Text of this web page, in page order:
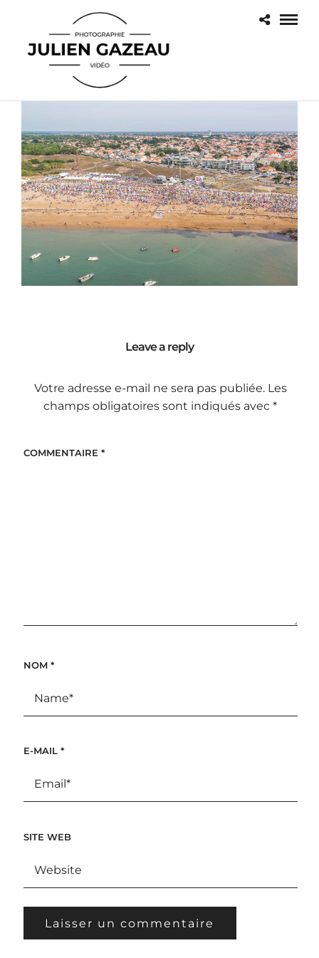
Leave a reply
Votre adresse e-mail ne sera pas publiée. Les
champs obligatoires sont indiqués avec*
COMMENTAIRE *
NOM *
E-MAIL *
SITE WEB